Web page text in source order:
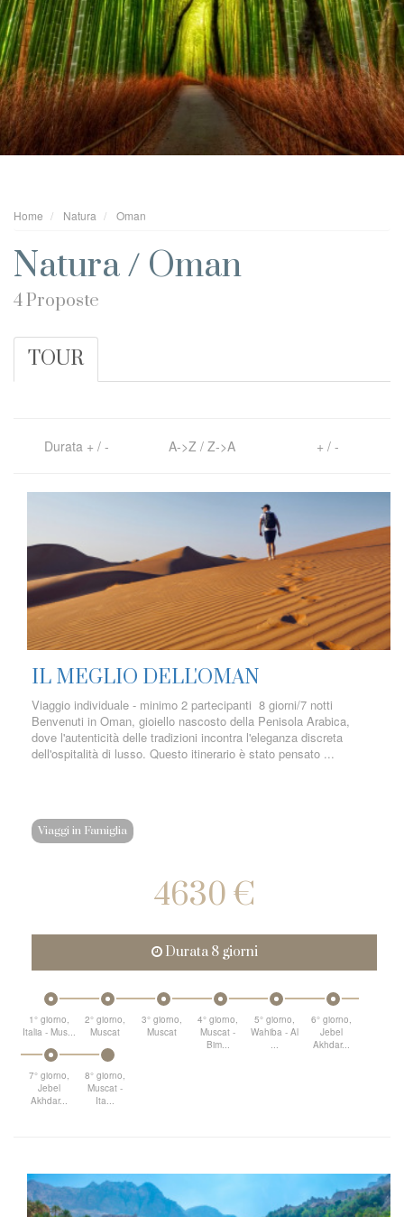
Home Natura Oman
Natura / Oman
4 Proposte
TOUR
Durata + / - A->Z / Z->A + / -
IL MEGLIO DELL'OMAN
Viaggio individuale - minimo 2 partecipanti 8 giorni/7 notti
Benvenuti in Oman, gioiello nascosto della Penisola Arabica,
dove l'autenticità delle tradizioni incontra l'eleganza discreta
dell'ospitalità di lusso. Questo itinerario è stato pensato ...
Viaggi in Famiglia
4630 €
Durata 8 giorni
1° giorno,
Italia - Mus...
2° giorno,
Muscat
3° giorno,
Muscat
4° giorno,
Muscat -
Bim...
5° giorno,
Wahiba - Al
...
6° giorno,
Jebel
Akhdar...
7° giorno,
Jebel
Akhdar...
8° giorno,
Muscat -
Ita...